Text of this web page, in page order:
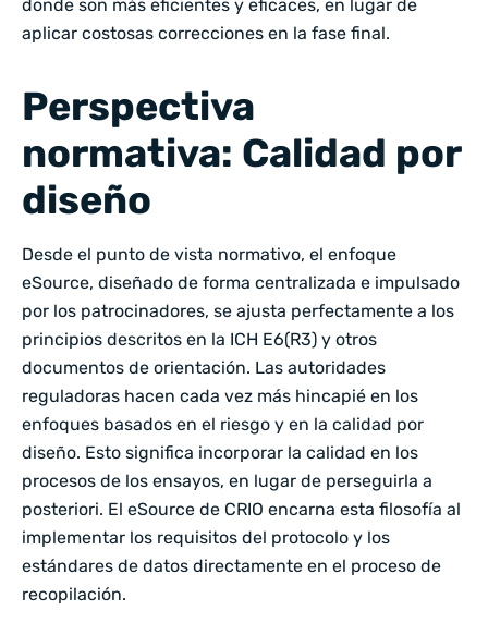
donde son más eficientes y eficaces, en lugar de
aplicar costosas correcciones en la fase final.
Perspectiva
normativa: Calidad por
diseño
Desde el punto de vista normativo, el enfoque
eSource, diseñado de forma centralizada e impulsado
por los patrocinadores, se ajusta perfectamente a los
principios descritos en la ICH E6(R3) y otros
documentos de orientación. Las autoridades
reguladoras hacen cada vez más hincapié en los
enfoques basados en el riesgo y en la calidad por
diseño. Esto significa incorporar la calidad en los
procesos de los ensayos, en lugar de perseguirla a
posteriori. El eSource de CRIO encarna esta filosofía al
implementar los requisitos del protocolo y los
estándares de datos directamente en el proceso de
recopilación.